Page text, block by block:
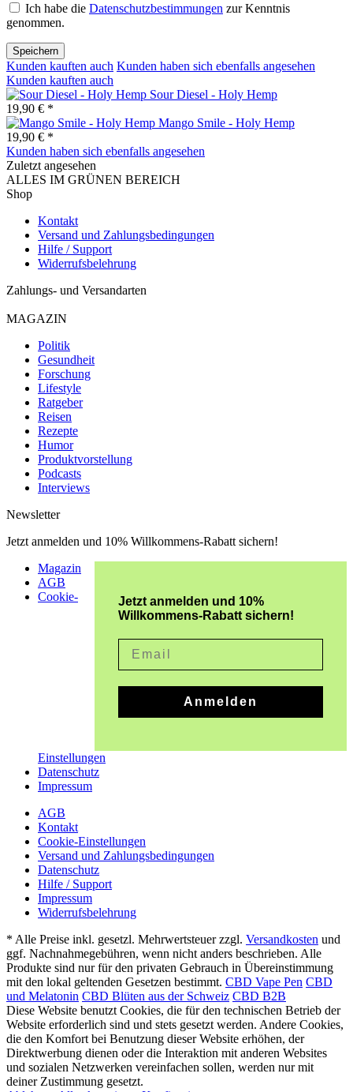
Ich habe die Datenschutzbestimmungen zur Kenntnis
genommen.
Speichern
Kunden kauften auch Kunden haben sich ebenfalls angesehen
Kunden kauften auch
Sour Diesel - Holy Hemp
19,90 € *
Mango Smile - Holy Hemp
19,90 € *
Kunden haben sich ebenfalls angesehen
Zuletzt angesehen
ALLES IM GRÜNEN BEREICH
Shop
Kontakt
Versand und Zahlungsbedingungen
Hilfe / Support
Widerrufsbelehrung
Zahlungs- und Versandarten
MAGAZIN
Politik
Gesundheit
Forschung
Lifestyle
Ratgeber
Reisen
Rezepte
Humor
Produktvorstellung
Podcasts
Interviews
Newsletter
Jetzt anmelden und 10% Willkommens-Rabatt sichern!
Jetzt anmelden und 10%
Willkommens-Rabatt sichern!
Anmelden
Magazin
AGB
Cookie-
Einstellungen
Datenschutz
Impressum
AGB
Kontakt
Cookie-Einstellungen
Versand und Zahlungsbedingungen
Datenschutz
Hilfe / Support
Impressum
Widerrufsbelehrung
* Alle Preise inkl. gesetzl. Mehrwertsteuer zzgl. Versandkosten und
ggf. Nachnahmegebühren, wenn nicht anders beschrieben. Alle
Produkte sind nur für den privaten Gebrauch in Übereinstimmung
mit den lokal geltenden Gesetzen bestimmt. CBD Vape Pen CBD
und Melatonin CBD Blüten aus der Schweiz CBD B2B
Diese Website benutzt Cookies, die für den technischen Betrieb der
Website erforderlich sind und stets gesetzt werden. Andere Cookies,
die den Komfort bei Benutzung dieser Website erhöhen, der
Direktwerbung dienen oder die Interaktion mit anderen Websites
und sozialen Netzwerken vereinfachen sollen, werden nur mit
deiner Zustimmung gesetzt.